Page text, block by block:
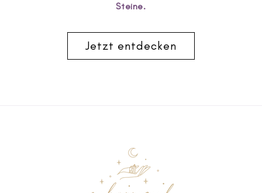
Steine.
Jetzt entdecken